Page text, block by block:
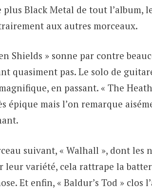
Black Metal de tout l’album,
aux autres morceaux.
Shields » sonne par contre
quasiment pas. Le solo de
en passant. « The
épique mais l’on remarque
suivant, « Walhall », dont les
leur variété, cela rattrape la
Et enfin, « Baldur’s Tod » clos